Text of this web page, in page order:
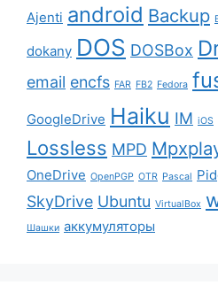
Ajenti android Backup
dokany DOS DOSBox
email encfs FAR FB2 Fedora
GoogleDrive Haiku IM iOS
Lossless MPD
OneDrive OpenPGP OTR Pascal
SkyDrive Ubuntu VirtualBox
Шашки аккумуляторы